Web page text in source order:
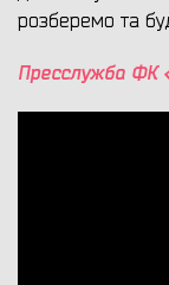
розберемо та
Пресслужба ФК